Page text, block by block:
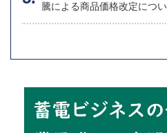
騰による商品価格改定につ